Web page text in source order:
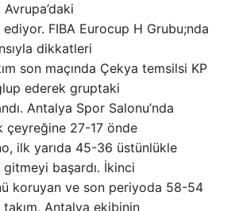
Avrupa’daki
ediyor. FIBA Eurocup H Grubu;nda
dikkatleri
son maçında Çekya temsilsi KP
ederek gruptaki
Antalya Spor Salonu’nda
çeyreğine 27-17 önde
ilk yarıda 45-36 üstünlükle
gitmeyi başardı. İkinci
koruyan ve son periyoda 58-54
Antalya ekibinin